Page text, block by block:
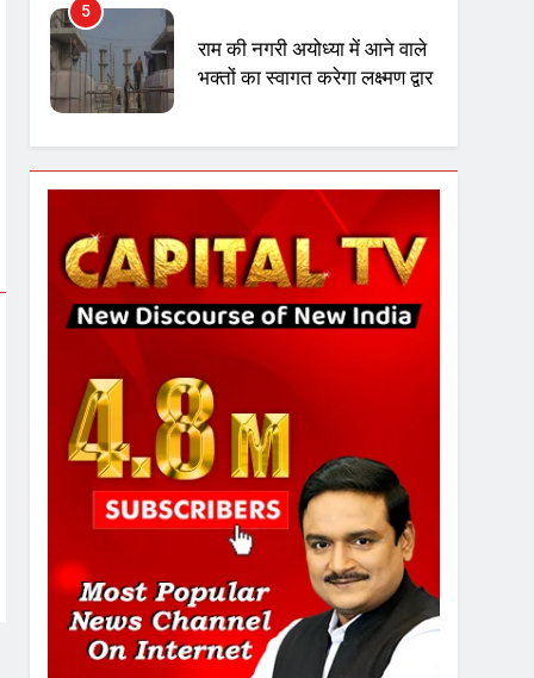
5
राम की नगरी अयोध्या में आने वाले
भक्तों का स्वागत करेगा लक्ष्मण द्वार
6
उत्तर प्रदेश में गांवों में बढ़ेंगी
सुविधाएं: 67% बढ़ा पंचायतों का
बजट
7
गाजा युद्धविराम को लेकर बड़ी खबरें
8
चुनाव से पहले लालू परिवार पर बड़ा
झटका, दिल्ली कोर्ट ने IRCTC
घोटाले में आरोप तय किए
SRN अस्पताल का नाम अमर
शहीद ठाकुर रोशन सिंह के नाम पर
करने की मांग तेज